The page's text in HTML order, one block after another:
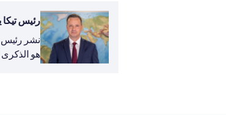
رئيس تيكا
هو الذكرى الـ 32 لتأسيس تيكا ونحن جميعا نشعر بالفخر لمشاركة تجربة